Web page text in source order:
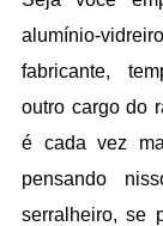
alumínio-
fabricante,
outro cargo do
é cada vez
pensando
serralheiro, se